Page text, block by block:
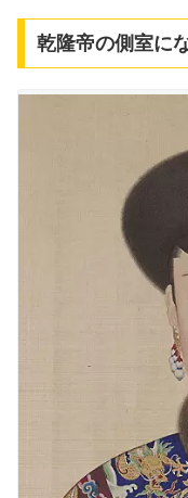
乾隆帝の側室に